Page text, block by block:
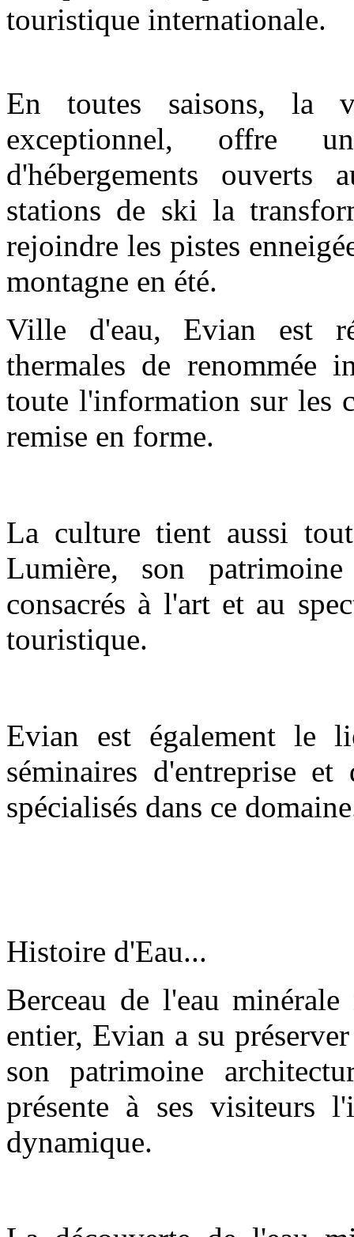
touristique internationale.
En toutes saisons, la
exceptionnel, offre
d'hébergements
stations de ski la
rejoindre les pistes
montagne en été.
Ville d'eau, Evian est
thermales de renommée
toute l'information sur les
remise en forme.
La culture tient aussi
Lumière, son
consacrés à l'art et au
touristique.
Evian est également le
séminaires d'entreprise
spécialisés dans ce
Histoire d'Eau...
Berceau de l'eau
entier, Evian a su
son patrimoine
présente à ses visiteurs
dynamique.